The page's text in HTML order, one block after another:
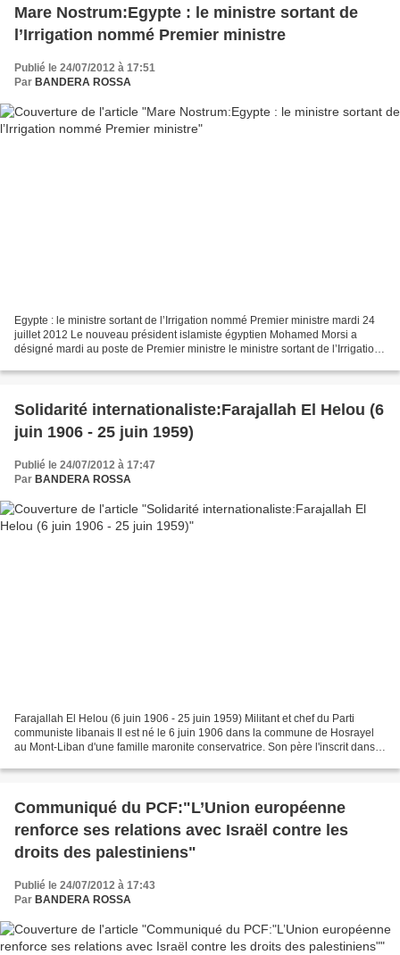
Mare Nostrum:Egypte : le ministre sortant de
l’Irrigation nommé Premier ministre
Publié le 24/07/2012 à 17:51
Par BANDERA ROSSA
Egypte : le ministre sortant de l’Irrigation nommé Premier ministre mardi 24
juillet 2012 Le nouveau président islamiste égyptien Mohamed Morsi a
désigné mardi au poste de Premier ministre le ministre sortant de l’Irrigation,
Solidarité internationaliste:Farajallah El Helou (6
juin 1906 - 25 juin 1959)
Publié le 24/07/2012 à 17:47
Par BANDERA ROSSA
Farajallah El Helou (6 juin 1906 - 25 juin 1959) Militant et chef du Parti
communiste libanais Il est né le 6 juin 1906 dans la commune de Hosrayel
au Mont-Liban d'une famille maronite conservatrice. Son père l'inscrit dans
Communiqué du PCF:"L’Union européenne
renforce ses relations avec Israël contre les
droits des palestiniens"
Publié le 24/07/2012 à 17:43
Par BANDERA ROSSA